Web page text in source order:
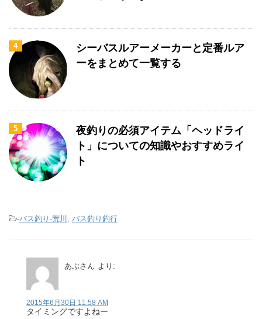
4
シーバスルアーメーカーと定番ルア
ーをまとめて一覧する
5
夜釣りの必須アイテム「ヘッドライ
ト」についての知識やおすすめライ
ト
-バス釣り-荒川 , バス釣り釣行
あぶさん より:
2015年6月30日 11:58 AM
タイミングですよねー